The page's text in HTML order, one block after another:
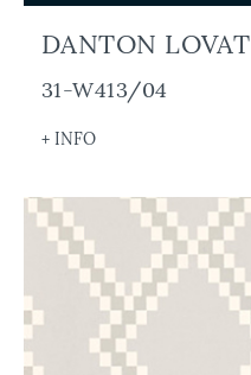
DANTON LOVAT
31-W413/04
+ INFO